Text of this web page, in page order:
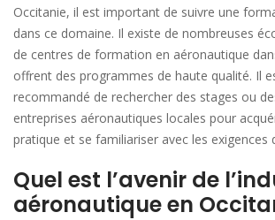
Occitanie, il est important de suivre une
dans ce domaine. Il existe de nombreuses
de centres de formation en aéronautique
offrent des programmes de haute qualité. Il
recommandé de rechercher des stages ou
entreprises aéronautiques locales pour
pratique et se familiariser avec les exigences
Quel est l’avenir de
aéronautique en